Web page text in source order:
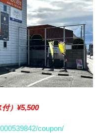
）¥5,500
coupon/